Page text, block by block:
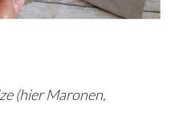
(hier Maronen,